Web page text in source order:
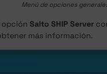
Menú de opciones
opción Salto SHIP Server
más información.